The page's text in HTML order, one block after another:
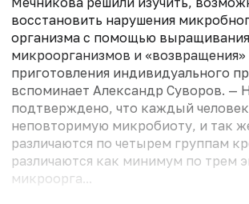
восстановить нарушения
организма с помощью
микроорганизмов и «возвращения»
приготовления индивидуального
вспоминает Александр Суворов. —
подтверждено, что каждый
неповторимую микробиоту, и так
различаются по четырем группам
различаются как минимум по трем
микроорга...